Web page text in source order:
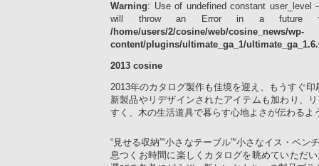
Warning: Use of undefined constant user_level
will throw an Error in a future
/home/users/2/cosine/web/cosine_news/wp-
content/plugins/ultimate_ga_1/
2013 cosine
2013年のカタログ製作も佳境を迎え、もうすぐ印
新製品やリデザインされたアイテムも加わり、
すく、木の生活道具で暮らす心地よさが伝わるよ
“見せる収納”“小さなテーブル”“小さなイス・ベン
息つくお時間に楽しくカタログを眺めていただ